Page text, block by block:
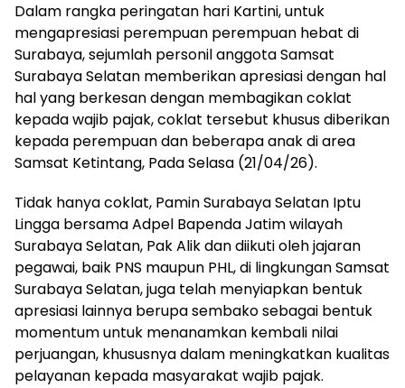
Dalam rangka peringatan hari Kartini, untuk
mengapresiasi perempuan perempuan hebat di
Surabaya, sejumlah personil anggota Samsat
Surabaya Selatan memberikan apresiasi dengan hal
hal yang berkesan dengan membagikan coklat
kepada wajib pajak, coklat tersebut khusus diberikan
kepada perempuan dan beberapa anak di area
Samsat Ketintang, Pada Selasa (21/04/26).
Tidak hanya coklat, Pamin Surabaya Selatan Iptu
Lingga bersama Adpel Bapenda Jatim wilayah
Surabaya Selatan, Pak Alik dan diikuti oleh jajaran
pegawai, baik PNS maupun PHL, di lingkungan Samsat
Surabaya Selatan, juga telah menyiapkan bentuk
apresiasi lainnya berupa sembako sebagai bentuk
momentum untuk menanamkan kembali nilai
perjuangan, khususnya dalam meningkatkan kualitas
pelayanan kepada masyarakat wajib pajak.